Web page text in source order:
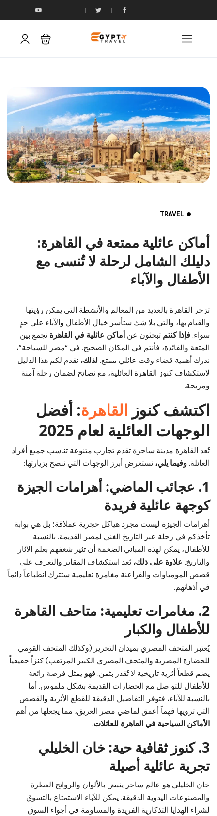
TRAVEL
أماكن عائلية ممتعة في القاهرة:
دليلك الشامل لرحلة لا تُنسى مع
الأطفال والآباء
تزخر القاهرة بالعديد من المعالم والأنشطة التي يمكن رؤيتها
والقيام بها، والتي بلا شك ستأسر خيال الأطفال والآباء على حدٍ
سواء.فإذا كنتم تبحثون عنأماكن عائلية في القاهرة تجمع بين
المتعة والفائدة، فأنتم في المكان الصحيح. في “مصر للسياحة”،
ندرك أهمية قضاء وقت عائلي ممتع. لذلك، نقدم لكم هذا الدليل
لاستكشاف كنوز القاهرة العائلية، مع نصائح لضمان رحلة آمنة
ومريحة.
اكتشف كنوز القاهرة: أفضل
الوجهات العائلية لعام 2025
تُعد القاهرة مدينة ساحرة تقدم تجارب متنوعة تناسب جميع أفراد
العائلة.وفيما يلي، نستعرض أبرز الوجهات التي ننصح بزيارتها:
1. عجائب الماضي: أهرامات الجيزة
كوجهة عائلية فريدة
أهرامات الجيزة ليست مجرد هياكل حجرية عملاقة؛ بل هي بوابة
تأخذكم في رحلة عبر التاريخ الغني لمصر القديمة. بالنسبة
للأطفال، يمكن لهذه المباني الضخمة أن تثير شغفهم بعلم الآثار
والتاريخ. علاوة على ذلك،يُعد استكشاف المقابر والتعرف على
قصص المومياوات والفراعنة مغامرة تعليمية ستترك انطباعاً دائماً
في أذهانهم.
2. مغامرات تعليمية: متاحف القاهرة
للأطفال والكبار
يُعتبر المتحف المصري بميدان التحرير (وكذلك المتحف القومي
للحضارة المصرية والمتحف المصري الكبير المرتقب) كنزاً حقيقياً
يضم قطعاً أثرية تاريخية لا تُقدر بثمن.فهو يمثل فرصة رائعة
للأطفال للتواصل مع الحضارات القديمة بشكل ملموس. أما
بالنسبة للآباء، فتوفر التفاصيل الدقيقة للقطع الأثرية والقصص
التي ترويها فهماً أعمق لماضي مصر العريق، مما يجعلها من أهم
الأماكن السياحية في القاهرة للعائلات.
3. كنوز ثقافية حية: خان الخليلي
تجربة عائلية أصيلة
خان الخليلي هو عالم ساحر ينبض بالألوان والروائح العطرة
والمصنوعات اليدوية الدقيقة. يمكن للآباء الاستمتاع بالتسوق
لشراء الهدايا التذكارية الفريدة والمساومة في أجواء السوق